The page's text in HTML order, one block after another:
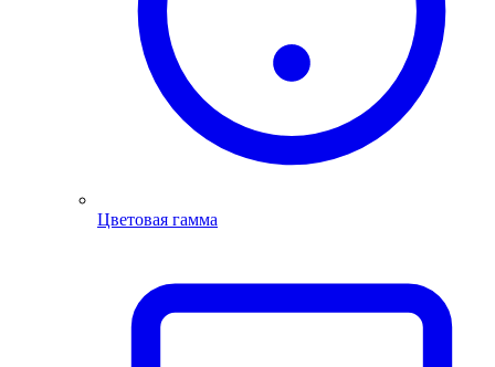
Цветовая гамма